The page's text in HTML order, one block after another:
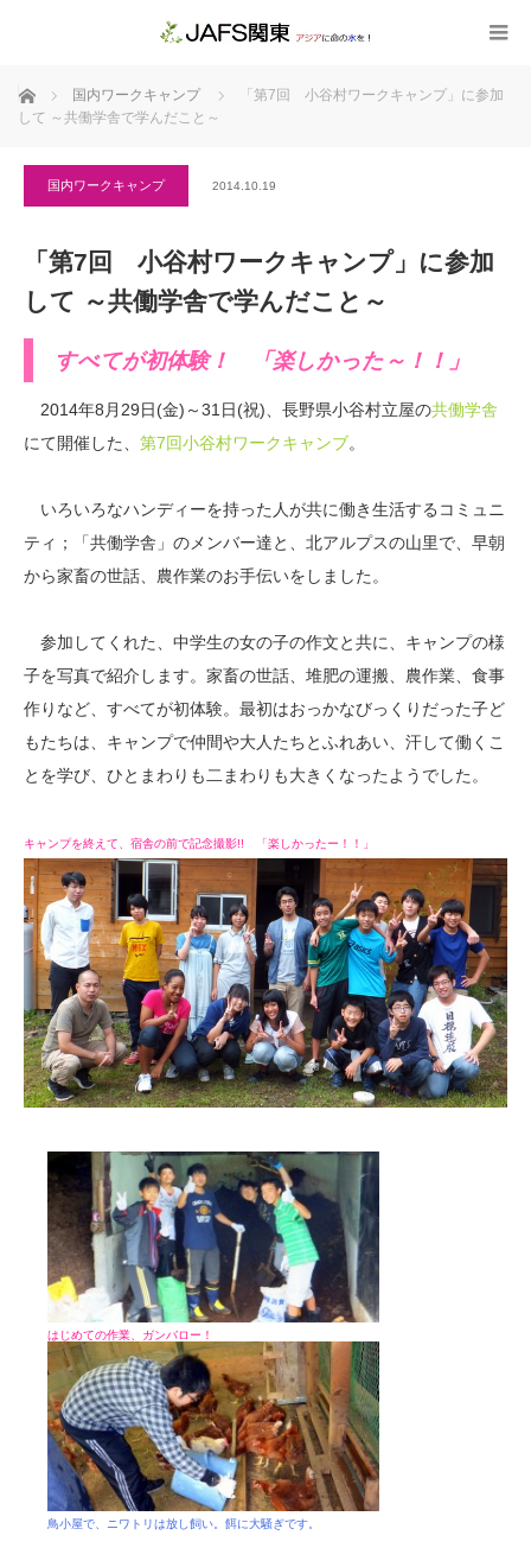
ホーム 国内ワークキャンプ
「第7回 小谷村ワークキャンプ」に参加
して ～共働学舎で学んだこと～
国内ワークキャンプ 2014.10.19
「第7回 小谷村ワークキャンプ」に参加
して ～共働学舎で学んだこと～
すべてが初体験！ 「楽しかった～！！」
2014年8月29日(金)～31日(祝)、長野県小谷村立屋の共働学舎
にて開催した、 第7回小谷村ワークキャンブ。
いろいろなハンディーを持った人が共に働き生活するコミュニ
ティ；「共働学舎」のメンバー達と、北アルプスの山里で、早朝
から家畜の世話、農作業のお手伝いをしました。
参加してくれた、中学生の女の子の作文と共に、キャンプの様
子を写真で紹介します。家畜の世話、堆肥の運搬、農作業、食事
作りなど、すべてが初体験。最初はおっかなびっくりだった子ど
もたちは、キャンプで仲間や大人たちとふれあい、汗して働くこ
とを学び、ひとまわりも二まわりも大きくなったようでした。
キャンプを終えて、宿舎の前で記念撮影!! 「楽しかったー！！」
はじめての作業、ガンバロー！
鳥小屋で、ニワトリは放し飼い。餌に大騒ぎです。